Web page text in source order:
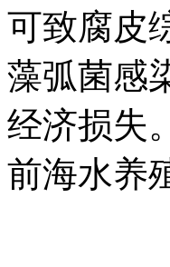
可致腐皮
藻弧菌感
经济损失
前海水养